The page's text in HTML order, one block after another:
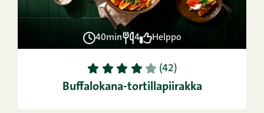
40min 4 Helppo
1 2 3 4 5 (42)
Buffalokana-tortillapiirakka